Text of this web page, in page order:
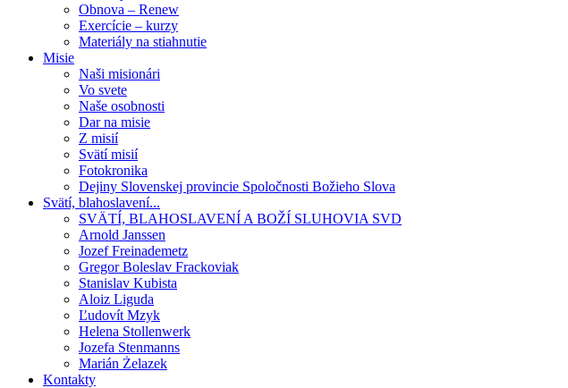
Obnova – Renew
Exercície – kurzy
Materiály na stiahnutie
Misie
Naši misionári
Vo svete
Naše osobnosti
Dar na misie
Z misií
Svätí misií
Fotokronika
Dejiny Slovenskej provincie Spoločnosti Božieho Slova
Svätí, blahoslavení...
SVÄTÍ, BLAHOSLAVENÍ A BOŽÍ SLUHOVIA SVD
Arnold Janssen
Jozef Freinademetz
Gregor Boleslav Frackoviak
Stanislav Kubista
Aloiz Liguda
Ľudovít Mzyk
Helena Stollenwerk
Jozefa Stenmanns
Marián Żelazek
Kontakty